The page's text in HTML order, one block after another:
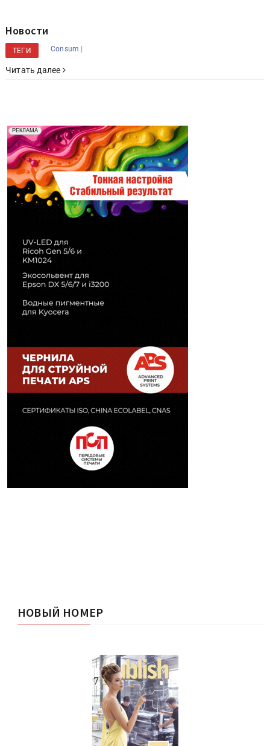
Новости
ТЕГИ Consum |
Читать далее
РЕКЛАМА
Реклама. Рекламодатель ООО "Передовые Системы
Печати" erid: 2SDnjd2d4Qz
НОВЫЙ НОМЕР